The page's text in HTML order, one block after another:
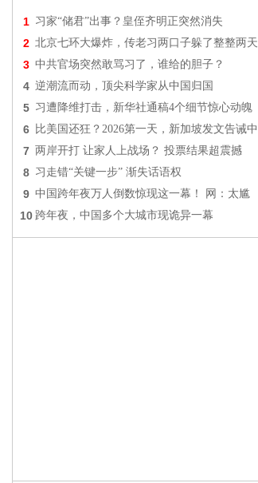
1 习家“储君”出事？皇侄齐明正突然消失
2 北京七环大爆炸，传老习两口子躲了整整两天
3 中共官场突然敢骂习了，谁给的胆子？
4 逆潮流而动，顶尖科学家从中国归国
5 习遭降维打击，新华社通稿4个细节惊心动魄
6 比美国还狂？2026第一天，新加坡发文告诫中
7 两岸开打 让家人上战场？ 投票结果超震撼
8 习走错“关键一步” 渐失话语权
9 中国跨年夜万人倒数惊现这一幕！ 网：太尴
10 跨年夜，中国多个大城市现诡异一幕